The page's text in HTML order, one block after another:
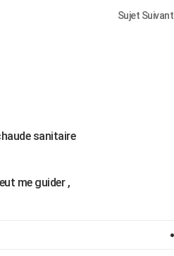
Sujet Suivant
sanitaire
me guider ,